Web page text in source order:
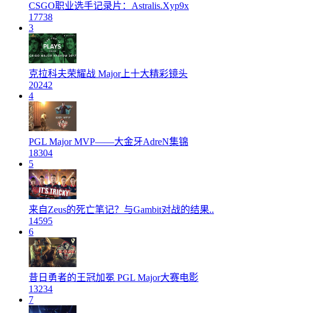
CSGO职业选手记录片：Astralis.Xyp9x
17738
3
克拉科夫荣耀战 Major上十大精彩镜头
20242
4
PGL Major MVP——大金牙AdreN集锦
18304
5
来自Zeus的死亡笔记？与Gambit对战的结果..
14595
6
昔日勇者的王冠加冕 PGL Major大赛电影
13234
7